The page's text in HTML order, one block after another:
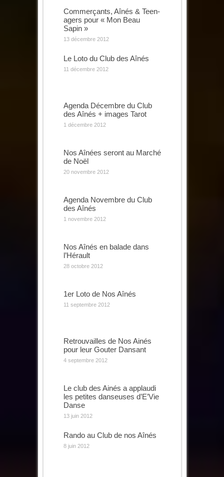
Commerçants, Aînés & Teen-
agers pour « Mon Beau
Sapin »
13 décembre 2012
Le Loto du Club des Aînés
11 décembre 2012
Agenda Décembre du Club
des Aînés + images Tarot
1 décembre 2012
Nos Aînées seront au Marché
de Noël
20 novembre 2012
Agenda Novembre du Club
des Aînés
1 novembre 2012
Nos Aînés en balade dans
l’Hérault
28 octobre 2012
1er Loto de Nos Aînés
11 septembre 2012
Retrouvailles de Nos Ainés
pour leur Gouter Dansant
4 septembre 2012
Le club des Ainés a applaudi
les petites danseuses d’E’Vie
Danse
13 juin 2012
Rando au Club de nos Aînés
8 juin 2012